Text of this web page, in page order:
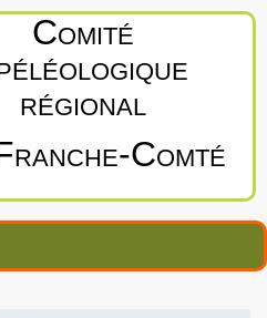
Comité
régional